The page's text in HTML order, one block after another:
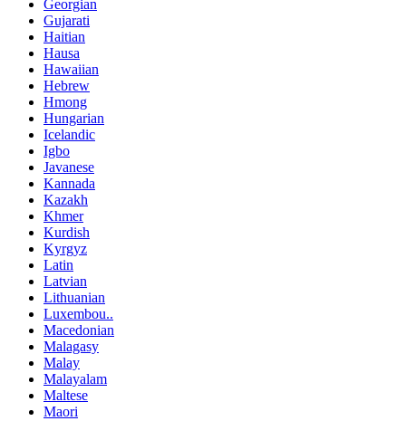
Georgian
Gujarati
Haitian
Hausa
Hawaiian
Hebrew
Hmong
Hungarian
Icelandic
Igbo
Javanese
Kannada
Kazakh
Khmer
Kurdish
Kyrgyz
Latin
Latvian
Lithuanian
Luxembou..
Macedonian
Malagasy
Malay
Malayalam
Maltese
Maori